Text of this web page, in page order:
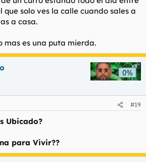
que solo ves la calle cuando sales a
a casa.
mas es una puta mierda.
#19
Ubicado?
para Vivir??